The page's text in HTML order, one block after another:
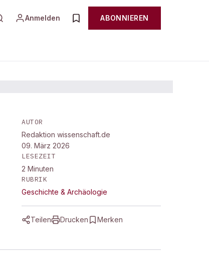
Anmelden ABONNIEREN
AUTOR
Redaktion wissenschaft.de
09. März 2026
LESEZEIT
2 Minuten
RUBRIK
Geschichte & Archäologie
Teilen Drucken Merken